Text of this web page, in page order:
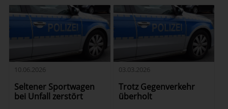
10.06.2026
Seltener Sportwagen
bei Unfall zerstört
03.03.2026
Trotz Gegenverkehr
überholt